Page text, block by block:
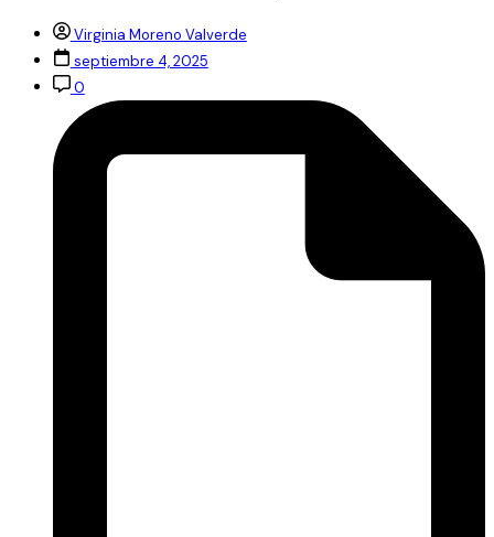
Virginia Moreno Valverde
septiembre 4, 2025
0